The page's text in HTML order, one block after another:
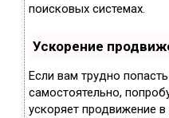
поисковых системах.
Ускорение
Если вам трудно
самостоятельно,
ускоряет продвижение